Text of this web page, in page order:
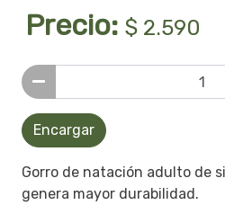
Precio: $ 2.590
Encargar
Gorro de natación adulto de
genera mayor durabilidad.